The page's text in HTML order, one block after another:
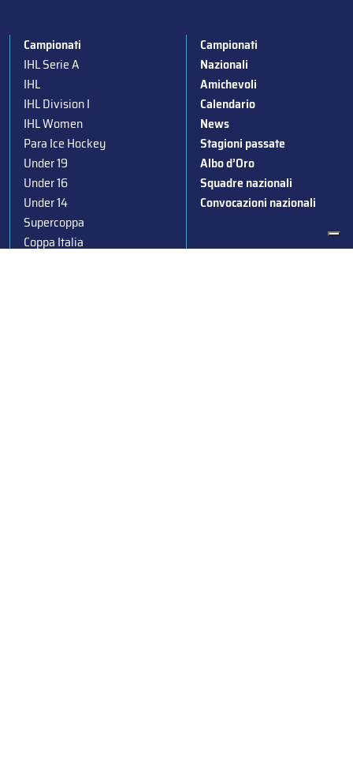
Campionati
IHL Serie A
IHL
IHL Division I
IHL Women
Para Ice Hockey
Under 19
Under 16
Under 14
Supercoppa
Coppa Italia
Campionati
Nazionali
Amichevoli
Calendario
News
Stagioni passate
Albo d’Oro
Squadre nazionali
Convocazioni nazionali